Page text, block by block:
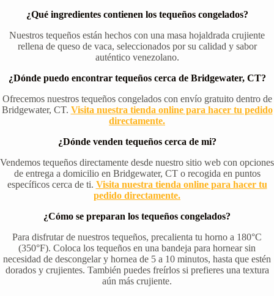
¿Qué ingredientes contienen los tequeños congelados?
Nuestros tequeños están hechos con una masa hojaldrada crujiente
rellena de queso de vaca, seleccionados por su calidad y sabor
auténtico venezolano.
¿Dónde puedo encontrar tequeños cerca de Bridgewater, CT?
Ofrecemos nuestros tequeños congelados con envío gratuito dentro de
Bridgewater, CT. Visita nuestra tienda online para hacer tu pedido
directamente.
¿Dónde venden tequeños cerca de mi?
Vendemos tequeños directamente desde nuestro sitio web con opciones
de entrega a domicilio en Bridgewater, CT o recogida en puntos
específicos cerca de ti. Visita nuestra tienda online para hacer tu
pedido directamente.
¿Cómo se preparan los tequeños congelados?
Para disfrutar de nuestros tequeños, precalienta tu horno a 180°C
(350°F). Coloca los tequeños en una bandeja para hornear sin
necesidad de descongelar y hornea de 5 a 10 minutos, hasta que estén
dorados y crujientes. También puedes freírlos si prefieres una textura
aún más crujiente.